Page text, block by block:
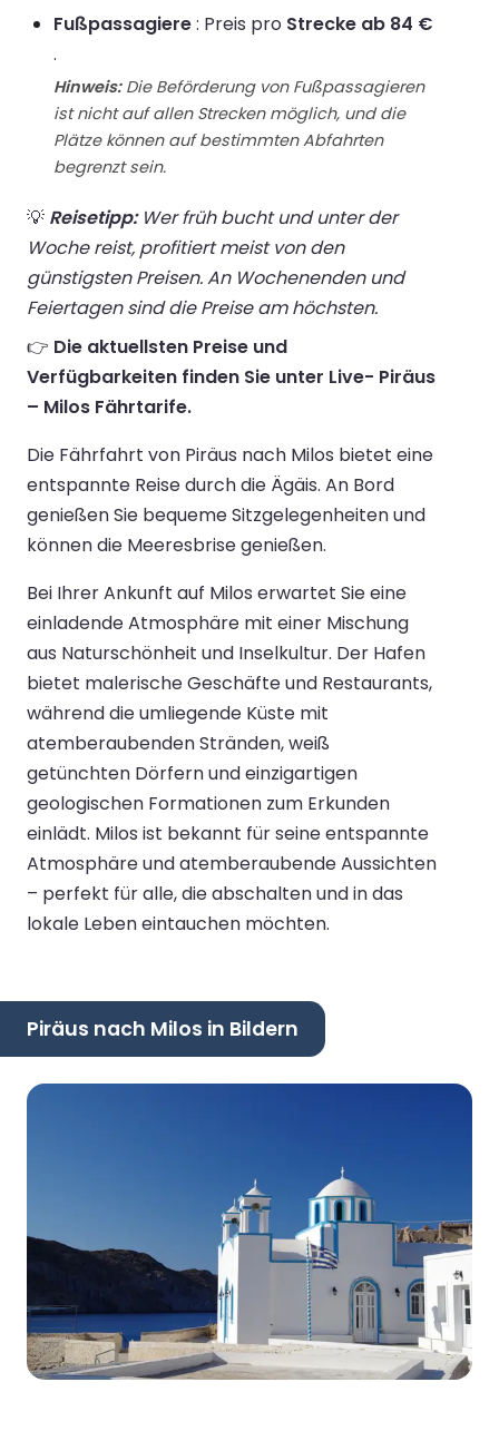
Fußpassagiere: Preis pro Strecke ab 84 €
.
Hinweis:Die Beförderung von Fußpassagieren
ist nicht auf allen Strecken möglich, und die
Plätze können auf bestimmten Abfahrten
begrenzt sein.
💡 Reisetipp:Wer früh bucht und unter der
Woche reist, profitiert meist von den
günstigsten Preisen. An Wochenenden und
Feiertagen sind die Preise am höchsten.
👉 Die aktuellsten Preise und
Verfügbarkeiten finden Sie unter Live- Piräus
– Milos Fährtarife.
Die Fährfahrt von Piräus nach Milos bietet eine
entspannte Reise durch die Ägäis. An Bord
genießen Sie bequeme Sitzgelegenheiten und
können die Meeresbrise genießen.
Bei Ihrer Ankunft auf Milos erwartet Sie eine
einladende Atmosphäre mit einer Mischung
aus Naturschönheit und Inselkultur. Der Hafen
bietet malerische Geschäfte und Restaurants,
während die umliegende Küste mit
atemberaubenden Stränden, weiß
getünchten Dörfern und einzigartigen
geologischen Formationen zum Erkunden
einlädt. Milos ist bekannt für seine entspannte
Atmosphäre und atemberaubende Aussichten
– perfekt für alle, die abschalten und in das
lokale Leben eintauchen möchten.
Piräus nach Milos in Bildern